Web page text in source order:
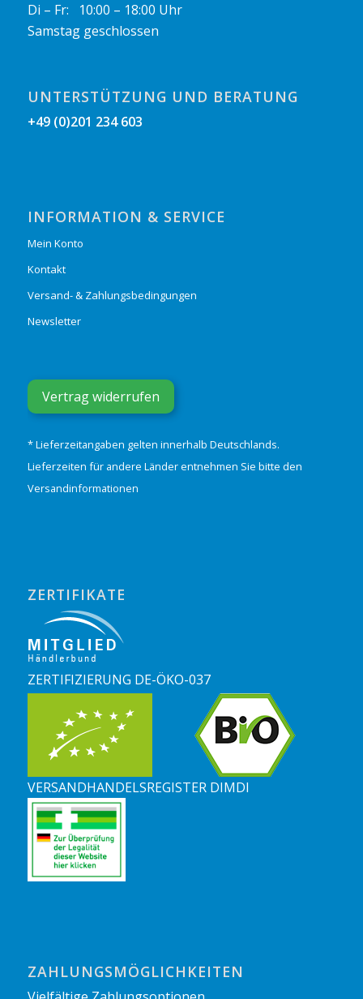
Di – Fr: 10:00 – 18:00 Uhr
Samstag geschlossen
UNTERSTÜTZUNG UND BERATUNG
+49 (0)201 234 603
INFORMATION & SERVICE
Mein Konto
Kontakt
Versand- & Zahlungsbedingungen
Newsletter
Vertrag widerrufen
* Lieferzeitangaben gelten innerhalb Deutschlands.
Lieferzeiten für andere Länder entnehmen Sie bitte den
Versandinformationen
ZERTIFIKATE
ZERTIFIZIERUNG DE-ÖKO-037
VERSANDHANDELSREGISTER DIMDI
ZAHLUNGSMÖGLICHKEITEN